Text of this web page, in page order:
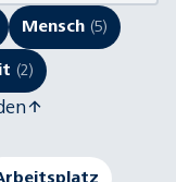
Mensch (5)
(2)